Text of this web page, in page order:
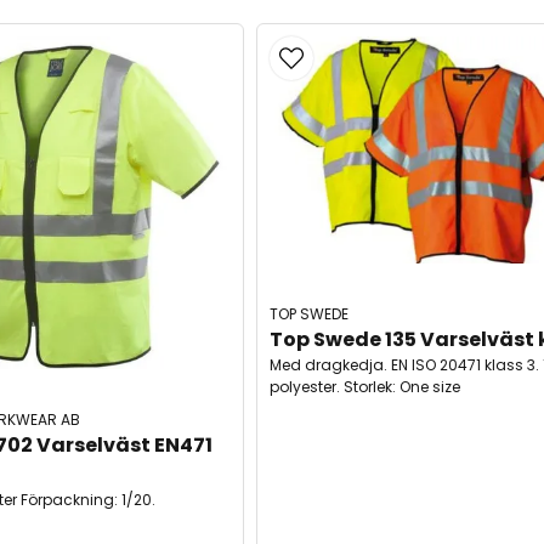
AB
Varselväst EN471
Förpackning: 1/20.
TOP SWEDE
Top Swede 135 Varselväst
Med dragkedja. EN ISO 20471 klass 3.
polyester. Storlek: One size